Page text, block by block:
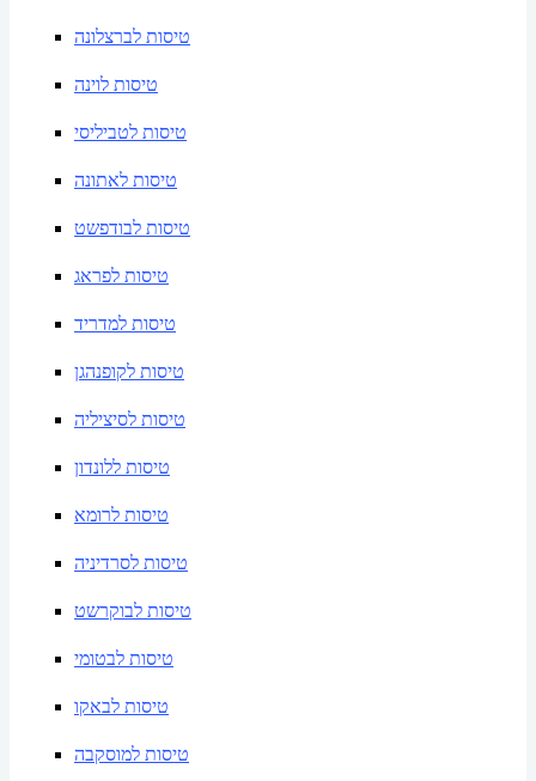
טיסות לברצלונה
טיסות לוינה
טיסות לטביליסי
טיסות לאתונה
טיסות לבודפשט
טיסות לפראג
טיסות למדריד
טיסות לקופנהגן
טיסות לסיציליה
טיסות ללונדון
טיסות לרומא
טיסות לסרדיניה
טיסות לבוקרשט
טיסות לבטומי
טיסות לבאקו
טיסות למוסקבה